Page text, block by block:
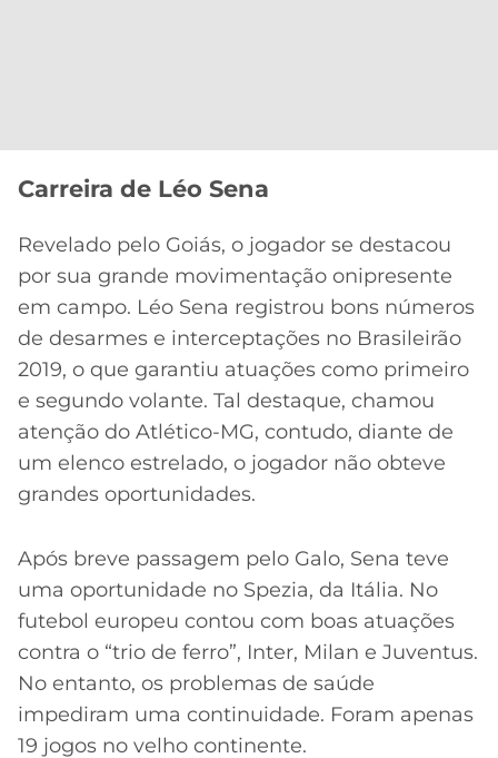
Carreira de Léo Sena
Revelado pelo Goiás, o jogador se destacou
por sua grande movimentação onipresente
em campo. Léo Sena registrou bons números
de desarmes e interceptações no Brasileirão
2019, o que garantiu atuações como primeiro
e segundo volante. Tal destaque, chamou
atenção do Atlético-MG, contudo, diante de
um elenco estrelado, o jogador não obteve
grandes oportunidades.
Após breve passagem pelo Galo, Sena teve
uma oportunidade no Spezia, da Itália. No
futebol europeu contou com boas atuações
contra o “trio de ferro”, Inter, Milan e Juventus.
No entanto, os problemas de saúde
impediram uma continuidade. Foram apenas
19 jogos no velho continente.